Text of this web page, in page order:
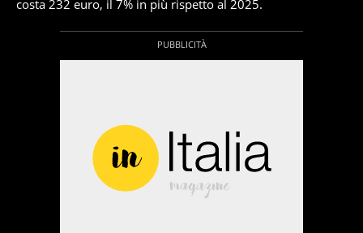
costa 232 euro, il 7% in più rispetto al 2025.